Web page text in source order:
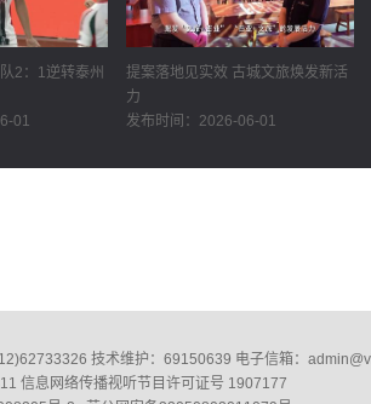
2：1逆转泰州
01
提案落地见实效 古城文旅焕发新活
力
发布时间：2026-06-01
技术维护：69150639 电子信箱：
信息网络传播视听节目许可证号 1907177